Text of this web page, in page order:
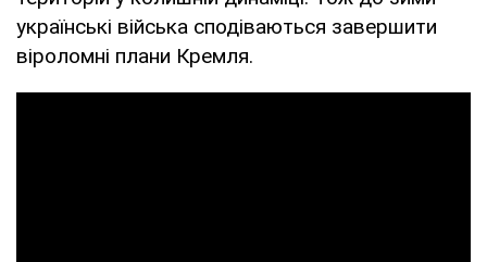
українські війська сподіваються завершити
віроломні плани Кремля.